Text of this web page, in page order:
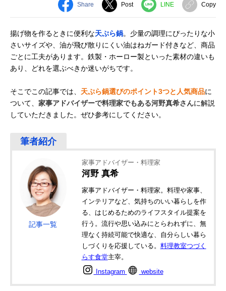
Share Post LINE Copy
揚げ物を作るときに便利な天ぷら鍋。少量の調理にぴったりな小
さいサイズや、油が飛び散りにくい油はねガード付きなど、商品
ごとに工夫があります。鉄製・ホーロー製といった素材の違いも
あり、どれを選ぶべきか迷いがちです。
そこでこの記事では、 天ぷら鍋選びのポイント3つと人気商品に
ついて、 家事アドバイザーで料理家でもある河野真希さんに解説
していただきました。ぜひ参考にしてください。
記事一覧
家事アドバイザー・料理家
河野 真希
家事アドバイザー・料理家。料理や家事、
インテリアなど、気持ちのいい暮らしを作
る、はじめるためのライフスタイル提案を
行う。流行や思い込みにとらわれずに、無
理なく持続可能で快適な、自分らしい暮ら
しづくりを応援している。 料理教室つづく
らす食堂主宰。
Instagram website